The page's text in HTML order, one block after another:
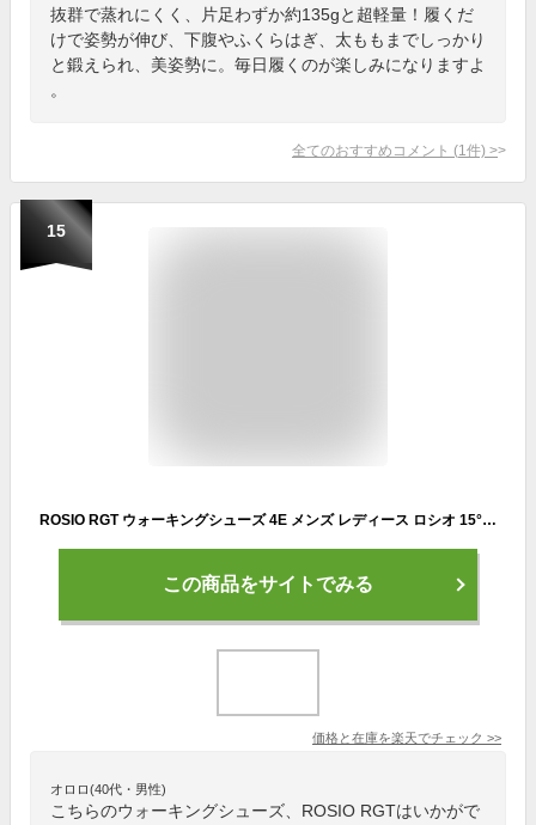
抜群で蒸れにくく、片足わずか約135gと超軽量！履くだ
けで姿勢が伸び、下腹やふくらはぎ、太ももまでしっかり
と鍛えられ、美姿勢に。毎日履くのが楽しみになりますよ
。
全てのおすすめコメント (1 件) >
15
ROSIO RGT ウォーキングシューズ 4E メンズ レディース ロシオ 15°かかと ダイエット 姿勢矯正 健康 スポーツ医学 人間工学 ホワイト ブラック シェイプアップ マスクプレゼント 実用的 父の日 母の日 敬老の日 などのプレゼントにも 送料無料
この商品をサイトでみる
価格と在庫を楽天でチェック >>
オロロ(40代・男性)
こちらのウォーキングシューズ、ROSIO RGTはいかがで